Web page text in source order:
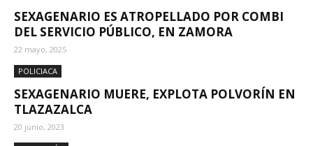
SEXAGENARIO ES ATROPELLADO POR COMBI
DEL SERVICIO PÚBLICO, EN ZAMORA
22 mayo, 2025
POLICIACA
SEXAGENARIO MUERE, EXPLOTA POLVORÍN EN
TLAZAZALCA
20 junio, 2023